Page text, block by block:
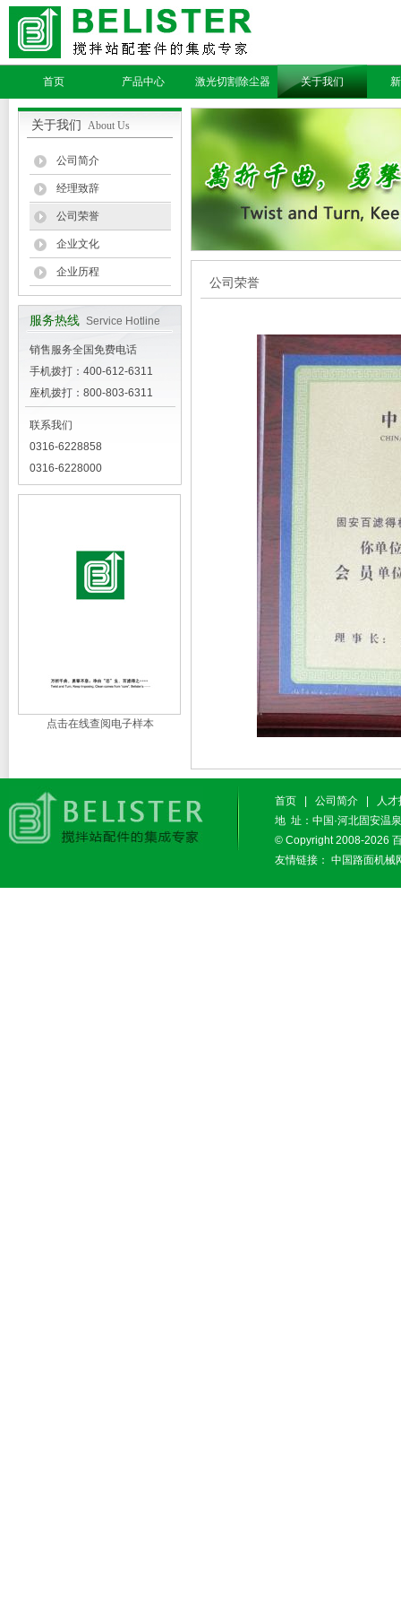
首页 产品中心 激光切割除尘器 关于我们
关于我们 About Us
公司简介
经理致辞
公司荣誉
企业文化
企业历程
服务热线 Service Hotline
销售服务全国免费电话
手机拨打：400-612-6311
座机拨打：800-803-6311
联系我们
0316-6228858
0316-6228000
点击在线查阅电子样本
公司荣誉
首页 公司简介
人
地 址：中国·河北固安温
© Copyright 2008-2026
友情链接： 中国路面机械